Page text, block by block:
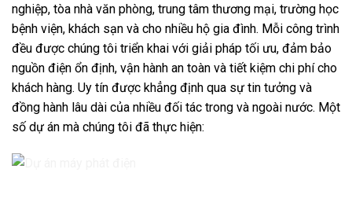
nghiệp, tòa nhà văn phòng, trung tâm thương mại, trường học
bệnh viện, khách sạn và cho nhiều hộ gia đình. Mỗi công trình
đều được chúng tôi triển khai với giải pháp tối ưu, đảm bảo
nguồn điện ổn định, vận hành an toàn và tiết kiệm chi phí cho
khách hàng. Uy tín được khẳng định qua sự tin tưởng và
đồng hành lâu dài của nhiều đối tác trong và ngoài nước. Một
số dự án mà chúng tôi đã thực hiện: